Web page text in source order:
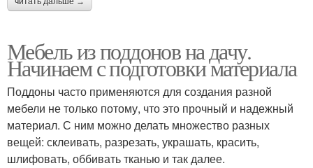
Мебель из поддонов на дачу.
Начинаем с подготовки материала
Поддоны часто применяются для создания разной
мебели не только потому, что это прочный и надежный
материал. С ним можно делать множество разных
вещей: склеивать, разрезать, украшать, красить,
шлифовать, оббивать тканью и так далее.